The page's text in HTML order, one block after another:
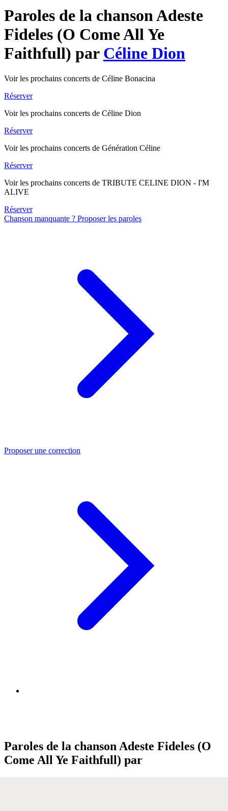
Paroles de la chanson Adeste
Fideles (O Come All Ye
Faithfull) par Céline Dion
Voir les prochains concerts de Céline Bonacina
Réserver
Voir les prochains concerts de Céline Dion
Réserver
Voir les prochains concerts de Génération Céline
Réserver
Voir les prochains concerts de TRIBUTE CELINE DION - I'M
ALIVE
Réserver
Chanson manquante ? Proposer les paroles
Proposer une correction
Paroles de la chanson Adeste Fideles (O
Come All Ye Faithfull) par